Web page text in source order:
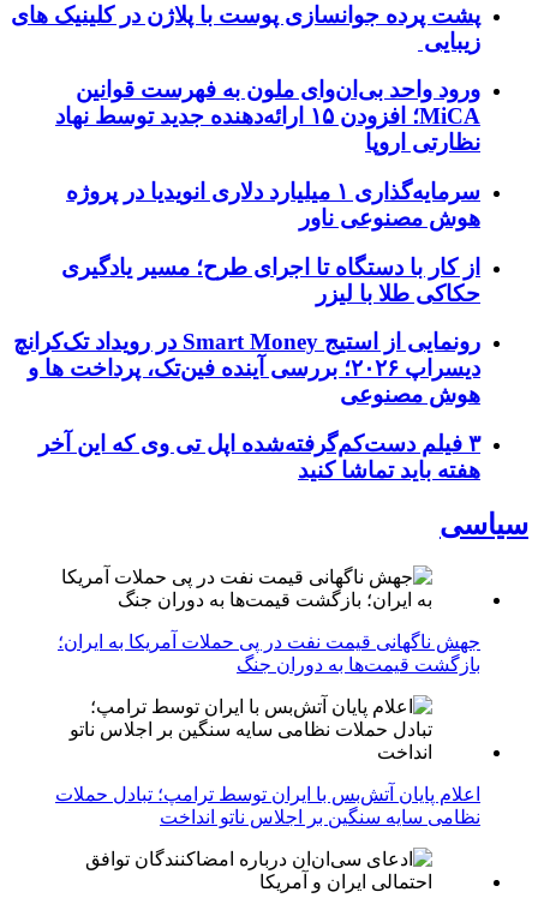
پشت پرده جوانسازی پوست با پلاژن در کلینیک های
زیبایی
ورود واحد بی‌ان‌وای ملون به فهرست قوانین
MiCA؛ افزودن ۱۵ ارائه‌دهنده جدید توسط نهاد
نظارتی اروپا
سرمایه‌گذاری ۱ میلیارد دلاری انویدیا در پروژه
هوش مصنوعی ناور
از کار با دستگاه تا اجرای طرح؛ مسیر یادگیری
حکاکی طلا با لیزر
رونمایی از استیج Smart Money در رویداد تک‌کرانچ
دیسراپ ۲۰۲۶؛ بررسی آینده فین‌تک، پرداخت‌ ها و
هوش مصنوعی
۳ فیلم دست‌کم‌گرفته‌شده اپل تی وی که این آخر
هفته باید تماشا کنید
سیاسی
جهش ناگهانی قیمت نفت در پی حملات آمریکا به ایران؛
بازگشت قیمت‌ها به دوران جنگ
اعلام پایان آتش‌بس با ایران توسط ترامپ؛ تبادل حملات
نظامی سایه سنگین بر اجلاس ناتو انداخت